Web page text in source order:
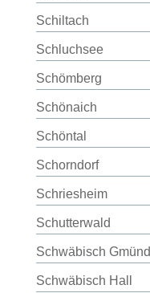
Schiltach
Schluchsee
Schömberg
Schönaich
Schöntal
Schorndorf
Schriesheim
Schutterwald
Schwäbisch Gmünd
Schwäbisch Hall